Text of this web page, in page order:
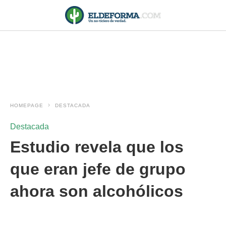
HOMEPAGE DESTACADA
Destacada
Estudio revela que los
que eran jefe de grupo
ahora son alcohólicos